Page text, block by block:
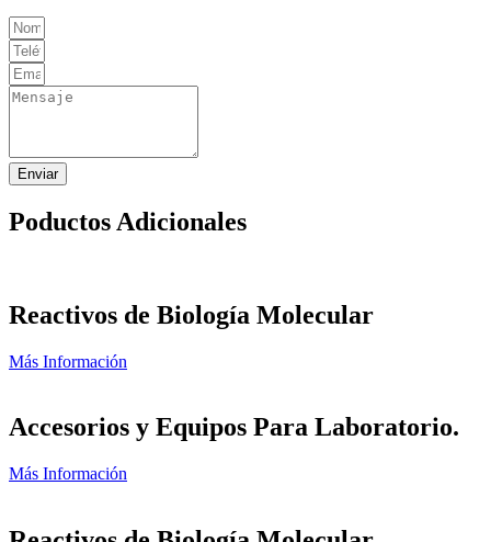
Enviar
Poductos Adicionales
Reactivos de Biología Molecular
Más Información
Accesorios y Equipos Para Laboratorio.
Más Información